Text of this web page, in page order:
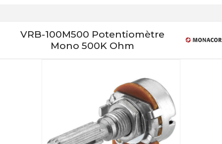
VRB-100M500 Potentiomètre
Mono 500K Ohm